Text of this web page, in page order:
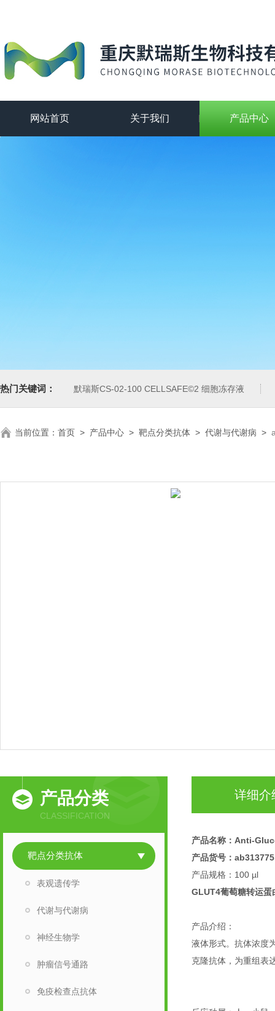
网站首页 关于我们 产品中心
热门关键词： 默瑞斯CS-02-100 CELLSAFE©2 细胞冻存液
当前位置： 首页 > 产品中心 > 靶点分类抗体 > 代谢与代谢病 >
产品分类
CLASSIFICATION
靶点分类抗体
表观遗传学
代谢与代谢病
神经生物学
肿瘤信号通路
免疫检查点抗体
详细介
产品名称：Anti-
产品货号：ab313775
产品规格：100 µl
GLUT4葡萄糖转运蛋
产品介绍：
液体形式。抗体浓度
克隆抗体，为重组表